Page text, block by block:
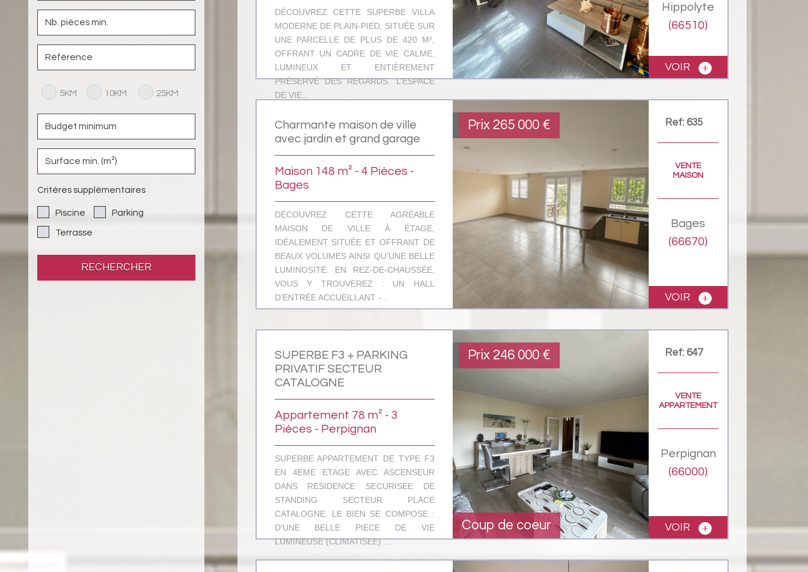
5KM 10KM 25KM
Critères supplémentaires
Piscine Parking
Terrasse
RECHERCHER
DÉCOUVREZ CETTE SUPERBE VILLA
MODERNE DE PLAIN-PIED, SITUÉE SUR
UNE PARCELLE DE PLUS DE 420 M²,
OFFRANT UN CADRE DE VIE CALME,
LUMINEUX ET ENTIÈREMENT
PRÉSERVÉ DES REGARDS. L’ESPACE
DE VIE...
Hippolyte
(66510)
VOIR
Prix 265 000 €
Charmante maison de ville
avec jardin et grand garage
Maison 148 m² - 4 Pièces -
Bages
DÉCOUVREZ CETTE AGRÉABLE
MAISON DE VILLE À ÉTAGE,
IDÉALEMENT SITUÉE ET OFFRANT DE
BEAUX VOLUMES AINSI QU’UNE BELLE
LUMINOSITÉ. EN REZ-DE-CHAUSSÉE,
VOUS Y TROUVEREZ : UN HALL
D’ENTRÉE ACCUEILLANT -...
Ref: 635
VENTE
MAISON
Bages
(66670)
VOIR
Coup de coeur
Prix 246 000 €
SUPERBE F3 + PARKING
PRIVATIF SECTEUR
CATALOGNE
Appartement 78 m² - 3
Pièces - Perpignan
SUPERBE APPARTEMENT DE TYPE F3
EN 4EME ETAGE AVEC ASCENSEUR
DANS RESIDENCE SECURISEE DE
STANDING SECTEUR PLACE
CATALOGNE. LE BIEN SE COMPOSE :
D'UNE BELLE PIECE DE VIE
LUMINEUSE (CLIMATISEE) ...
Ref: 647
VENTE
APPARTEMENT
Perpignan
(66000)
VOIR